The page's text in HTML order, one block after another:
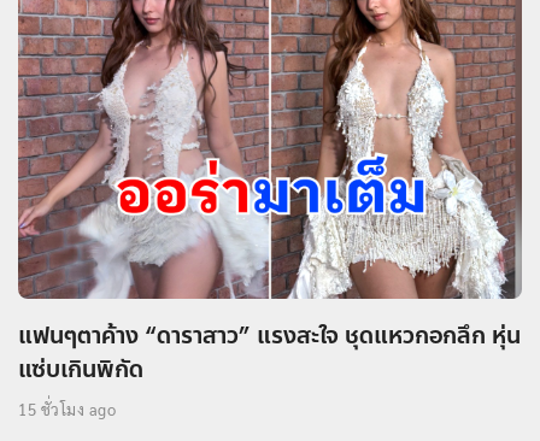
แฟนๆตาค้าง “ดาราสาว” แรงสะใจ ชุดแหวกอกลึก หุ่น
แซ่บเกินพิกัด
15 ชั่วโมง ago